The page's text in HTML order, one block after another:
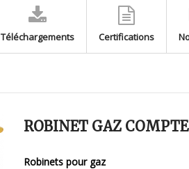
RACCORD
MITIGEUR
MITIGEUR
Téléchargements Certifications
ROBINET GAZ
Robinets pour gaz